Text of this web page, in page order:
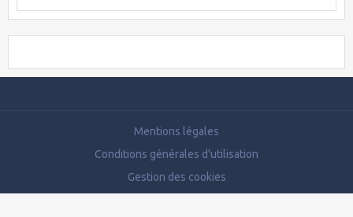
Mentions légales
Conditions générales d'utilisation
Gestion des cookies